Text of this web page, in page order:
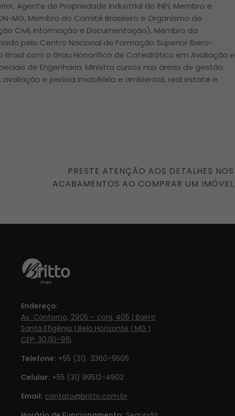
Agente de Propriedade Industrial do INPI, Membro e
MG, Membro do Comitê Brasileiro e Organismo de
Civil, Informação e Documentação), Membro da
pelo Centro Nacional de Formação Superior Ibero-
com o Grau Honorífico de Catedrático em Avaliação e
de Engenharia. Ministra cursos nas áreas de gestão
avaliação e perícia imobiliária e ambiental, real estate e
NEXT
POST
PRESTE ATENÇÃO AOS DETALHES NOS
ACABAMENTOS AO COMPRAR UM IMÓVEL
Endereço:
Av. Contorno, 2905 – conj. 405 | Bairro
Santa Efigênia | Belo Horizonte | MG |
CEP: 30.110-915
Telefone: +55 (31) 3360-9505
Celular: +55 (31) 99512-4902‬
Email: contato@britto.com.br